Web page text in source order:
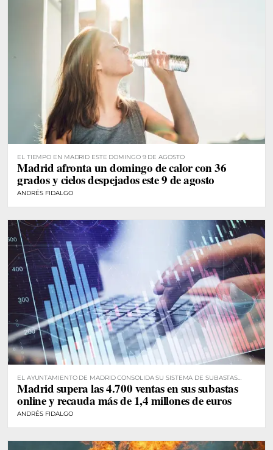
EL TIEMPO EN MADRID ESTE DOMINGO 9 DE AGOSTO
Madrid afronta un domingo de calor con 36
grados y cielos despejados este 9 de agosto
ANDRÉS FIDALGO
EL AYUNTAMIENTO DE MADRID CONSOLIDA SU SISTEMA DE SUBASTAS
DIGITALES
Madrid supera las 4.700 ventas en sus subastas
online y recauda más de 1,4 millones de euros
ANDRÉS FIDALGO